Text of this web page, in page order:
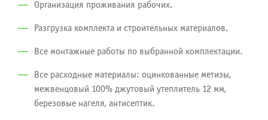
Организация проживания рабочих.
Разгрузка комплекта и строительных материалов.
Все монтажные работы по выбранной комплектации.
Все расходные материалы: оцинкованные метизы,
межвенцовый 100% джутовый утеплитель 12 мм,
березовые нагеля, антисептик.